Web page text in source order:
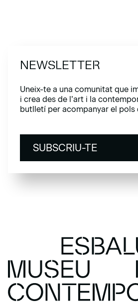
NEWSLETTER
Uneix-te a una comunitat que
i crea des de l’art i la
butlletí per acompanyar el pols
SUBSCRIU-TE
SUBSCRIU-TE